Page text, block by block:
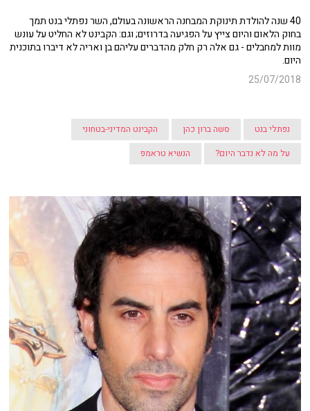
40 שנה להולדת תינוקת המבחנה הראשונה בעולם, השר נפתלי בנט תמך
בחוק הלאום והיום צייץ על הפגיעה בדרוזים; וגם: הקבינט לא החליט על עונש
מוות למחבלים - גם אלה רק חלק מהדברים עליהם בן ואריה לא דיברו בתוכנית
היום.
25/07/2018
נפתלי בנט סשה ברון כהן
הקבינט המדיני-בטחוני
על מה לא נדבר היום?
הנשיא טראמפ